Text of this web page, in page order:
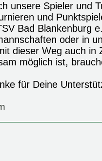
unsere Spieler und
und
Bad Blankenburg
oder in
dieser Weg auch in
möglich ist,
für Deine